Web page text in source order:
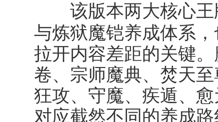
该版本两大核心王
与炼狱魔铠养成体系
拉开内容差距的关键
卷、宗师魔典、焚天
狂攻、守魔、疾遁、
对应截然不同的养成